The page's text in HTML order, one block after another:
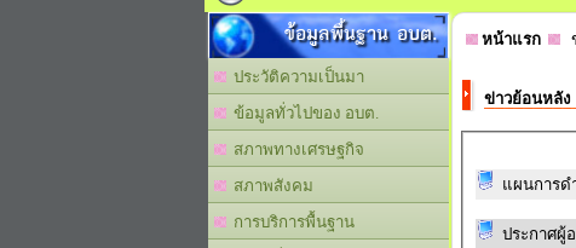
ข้อมูลพื้นฐาน อบต.
ประวัติความเป็นมา
ข้อมูลทั่วไปของ อบต.
สภาพทางเศรษฐกิจ
สภาพสังคม
การบริการพื้นฐาน
หน้าแรก
ข่าวย้อนหลัง
แผนการด
ประกาศผู้